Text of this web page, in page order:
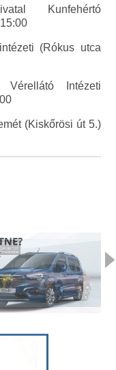
Kunfehértó
(Rókus utca
Vérellátó Intézeti
(Kiskőrösi út 5.)